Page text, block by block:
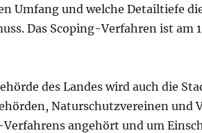
Umfang und welche Detailtiefe
Das Scoping-Verfahren ist am
des Landes wird auch die
Naturschutzvereinen und
angehört und um